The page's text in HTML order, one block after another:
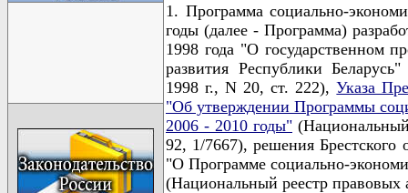
1. Программа социально-
годы (далее - Программа)
1998 года "О государственном
развития Республики
1998 г., N 20, ст. 222),Указа
"Об утверждении Программы
2006 - 2010 годы"
92, 1/7667), решения Брестского
"О Программе социально-
(Национальный реестр правовых